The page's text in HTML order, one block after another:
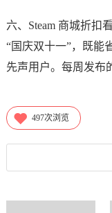
六、Steam 商城折扣
“国庆双十一”，既能
先声用户。每周发布
497次浏览